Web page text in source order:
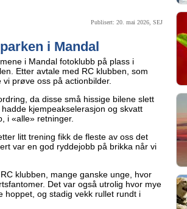
Publisert: 20. mai 2026, SEJ
i Mandal
i Mandal fotoklubb på plass i
Etter avtale med RC klubben, som
prøve oss på actionbilder.
da disse små hissige bilene slett
kjempeakselerasjon og skvatt
i «alle» retninger.
litt trening fikk de fleste av oss det
var en god ryddejobb på brikka når vi
klubben, mange ganske unge, hvor
Det var også utrolig hvor mye
hoppet, og stadig vekk rullet rundt i